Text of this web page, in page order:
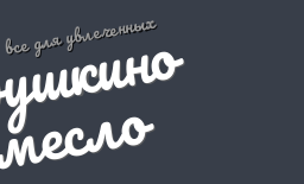
все для увлеченных